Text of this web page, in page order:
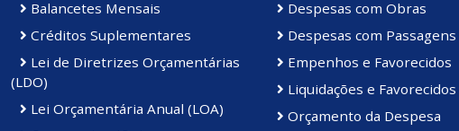
Balancetes Mensais
Créditos Suplementares
Lei de Diretrizes Orçamentárias
(LDO)
Lei Orçamentária Anual (LOA)
Despesas com Obras
Despesas com Passagens
Empenhos e Favorecidos
Liquidações e Favorecidos
Orçamento da Despesa